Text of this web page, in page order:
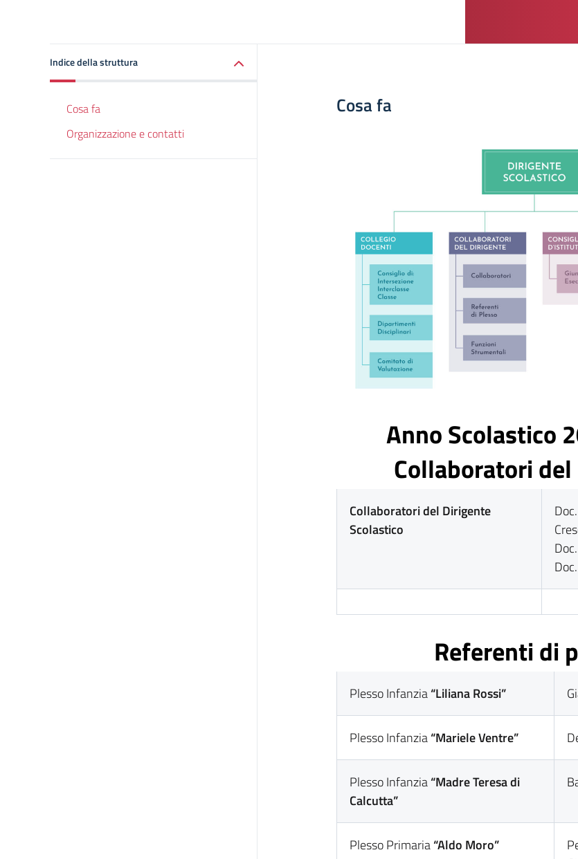
Indice della struttura
Cosa fa
Organizzazione e contatti
Cosa fa
Anno Scolastico
Collaboratori
Collaboratori del Dirigente
Scolastico
Referenti di
Plesso Infanzia“Liliana Rossi”
Plesso Infanzia“Mariele Ventre”
Plesso Infanzia“Madre Teresa di
Calcutta”
Plesso Primaria“Aldo Moro”